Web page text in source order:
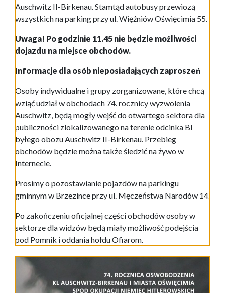
Auschwitz II-Birkenau. Stamtąd autobusy przewiozą
wszystkich na parking przy ul. Więźniów Oświęcimia 55.
Uwaga! Po godzinie 11.45 nie będzie możliwości
dojazdu na miejsce obchodów.
Informacje dla osób nieposiadających zaproszeń
Osoby indywidualne i grupy zorganizowane, które chcą
wziąć udział w obchodach 74. rocznicy wyzwolenia
Auschwitz, będą mogły wejść do otwartego sektora dla
publiczności zlokalizowanego na terenie odcinka BI
byłego obozu Auschwitz II-Birkenau. Przebieg
obchodów będzie można także śledzić na żywo w
Internecie.
Prosimy o pozostawianie pojazdów na parkingu
gminnym w Brzezince przy ul. Męczeństwa Narodów 14.
Po zakończeniu oficjalnej części obchodów osoby w
sektorze dla widzów będą miały możliwość podejścia
pod Pomnik i oddania hołdu Ofiarom.